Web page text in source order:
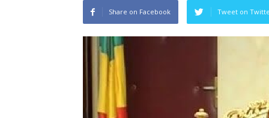
Share on Facebook Tweet on